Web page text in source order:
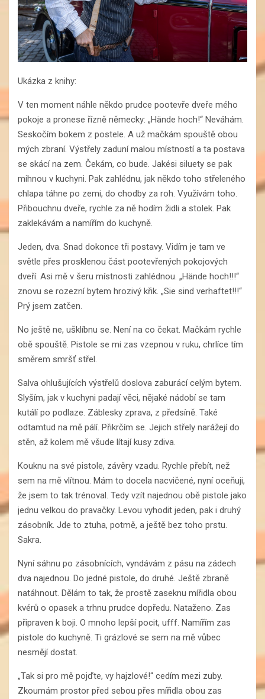
Ukázka z knihy:
V ten moment náhle někdo prudce pootevře dveře mého
pokoje a pronese řízně německy: „Hände hoch!“ Neváhám.
Seskočím bokem z postele. A už mačkám spouště obou
mých zbraní. Výstřely zaduní malou místností a ta postava
se skácí na zem. Čekám, co bude. Jakési siluety se pak
mihnou v kuchyni. Pak zahlédnu, jak někdo toho střeleného
chlapa táhne po zemi, do chodby za roh. Využívám toho.
Přibouchnu dveře, rychle za ně hodím židli a stolek. Pak
zaklekávám a namířím do kuchyně.
Jeden, dva. Snad dokonce tři postavy. Vidím je tam ve
světle přes prosklenou část pootevřených pokojových
dveří. Asi mě v šeru místnosti zahlédnou. „Hände hoch!!!“
znovu se rozezní bytem hrozivý křik. „Sie sind verhaftet!!!“
Prý jsem zatčen.
No ještě ne, ušklíbnu se. Není na co čekat. Mačkám rychle
obě spouště. Pistole se mi zas vzepnou v ruku, chrlíce tím
směrem smršť střel.
Salva ohlušujících výstřelů doslova zaburácí celým bytem.
Slyším, jak v kuchyni padají věci, nějaké nádobí se tam
kutálí po podlaze. Záblesky zprava, z předsíně. Také
odtamtud na mě pálí. Přikrčím se. Jejich střely narážejí do
stěn, až kolem mě všude lítají kusy zdiva.
Kouknu na své pistole, závěry vzadu. Rychle přebít, než
sem na mě vlítnou. Mám to docela nacvičené, nyní oceňuji,
že jsem to tak trénoval. Tedy vzít najednou obě pistole jako
jednu velkou do pravačky. Levou vyhodit jeden, pak i druhý
zásobník. Jde to ztuha, potmě, a ještě bez toho prstu.
Sakra.
Nyní sáhnu po zásobnících, vyndávám z pásu na zádech
dva najednou. Do jedné pistole, do druhé. Ještě zbraně
natáhnout. Dělám to tak, že prostě zaseknu mířidla obou
kvérů o opasek a trhnu prudce dopředu. Nataženo. Zas
připraven k boji. O mnoho lepší pocit, ufff. Namířím zas
pistole do kuchyně. Ti grázlové se sem na mě vůbec
nesmějí dostat.
„Tak si pro mě pojďte, vy hajzlové!“ cedím mezi zuby.
Zkoumám prostor před sebou přes mířidla obou zas